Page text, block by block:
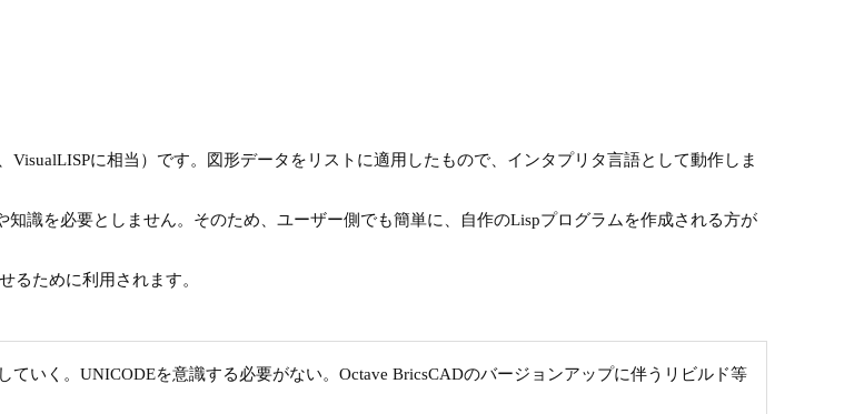
に相当）です。図形データをリストに適用したもので、インタプリタ言語として動作しま
識を必要としません。そのため、ユーザー側でも簡単に、自作のLispプログラムを作成される方が
るために利用されます。
ていく。UNICODEを意識する必要がない。Octave BricsCADのバージョンアップに伴うリビルド等